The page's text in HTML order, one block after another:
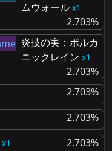
ムウォール
1
2.703%
炎技の実：ボルカ
ニックレイン
1
2.703%
2.703%
2.703%
1
2.703%